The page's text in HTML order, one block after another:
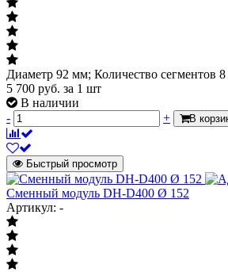
Диаметр 92 мм; Количество сегментов
5 700 руб. за 1 шт
В наличии
-
+ В
Быстрый просмотр
Сменный модуль DH-D400 Ø 152
Артикул: -